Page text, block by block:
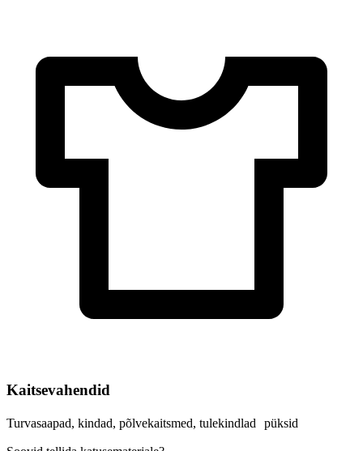
Kaitsevahendid
Turvasaapad, kindad, põlvekaitsmed, tulekindlad püksid